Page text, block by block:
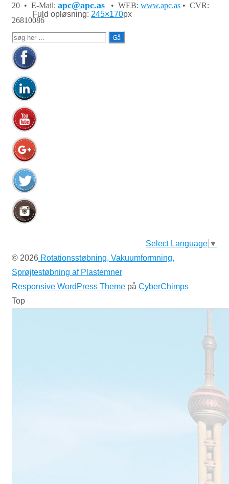
Fuld opløsning: 245×170px
20 • E-Mail: apc@apc.as • WEB: www.apc.as • CVR:
26810086
Søg
efter:
Select Language ▼
© 2026 Rotationsstøbning, Vakuumformning,
Sprøjtestøbning af Plastemner
Responsive WordPress Theme på CyberChimps
Top